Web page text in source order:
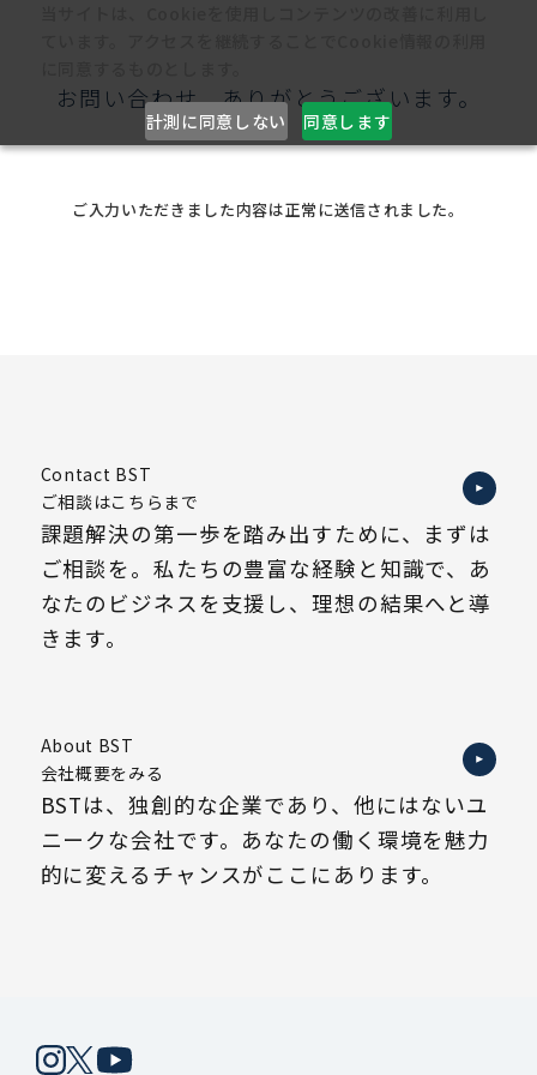
計測に同意しない 同意します
お問い合わせ、ありがとうございます。
ご入力いただきました内容は正常に送信されました。
Contact BST
ご相談はこちらまで
課題解決の第一歩を踏み出すために、まずは
ご相談を。私たちの豊富な経験と知識で、あ
なたのビジネスを支援し、理想の結果へと導
きます。
About BST
会社概要をみる
BSTは、独創的な企業であり、他にはないユ
ニークな会社です。あなたの働く環境を魅力
的に変えるチャンスがここにあります。